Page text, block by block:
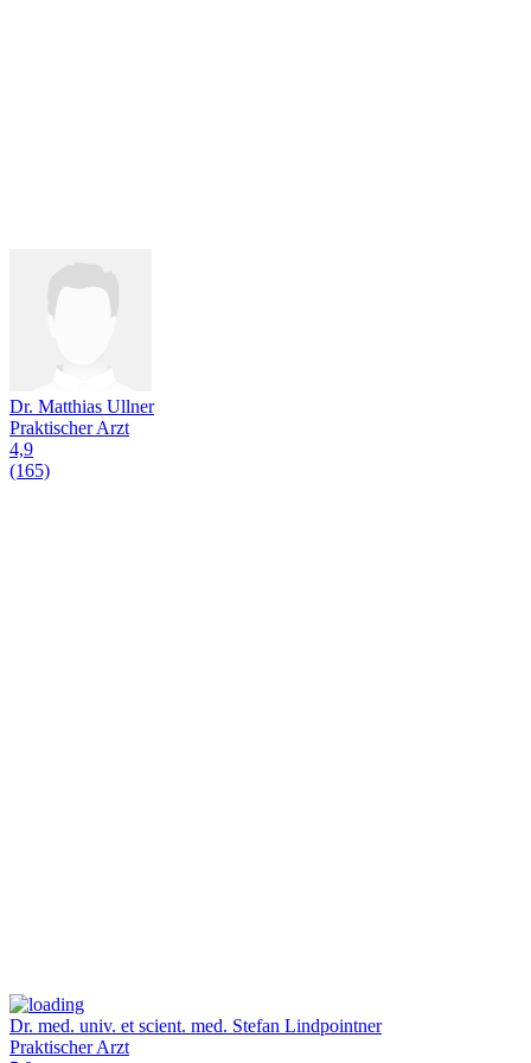
Dr. Matthias Ullner
Praktischer Arzt
4,9
(165)
Dr. med. univ. et scient. med. Stefan Lindpointner
Praktischer Arzt